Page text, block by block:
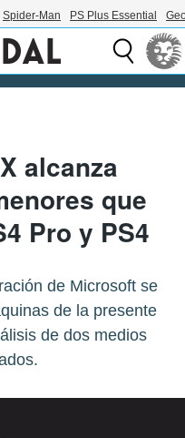
Spider-Man PS Plus Essential
alcanza
que
Pro y PS4
de Microsoft se
de la presente
de dos medios